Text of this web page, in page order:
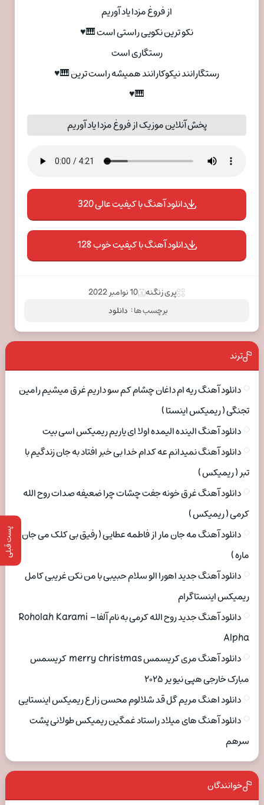
پست قبلی
از فروغ مزدا یاد آوریم
نکو ترین نکویی راستی است 🎹♥
رستگاری است
رستگارانند نیکوکارانند همیشه راست ترین 🎹♥
🎹♥
پخش آنلاین موزیک از فروغ مزدا یاد آوریم
دانلود آهنگ با کیفیت عالی 320
دانلود آهنگ با کیفیت خوب 128
پری زنگنه
10 نوامبر 2022
برچسب ها : دانلود
ترند
دانلود آهنگ ریه ام داغان چشام کم سو داریم غرق میشیم رامین
تجنگی ( ریمیکس اینستا )
دانلود آهنگ الینده الیمده اولا ای یاریم ریمیکس اسی بیت
دانلود آهنگ نمیدانم عه کدام خدا بی خبر افتاد به جان زندگیم با
تبر ( ریمیکس )
دانلود آهنگ غرق خونه جفت چشات چرا ضعیفه صدات روح الله
کرمی ( ریمیکس )
دانلود آهنگ مه جان مار از فاطمه عطایی ( رفیق بی کلک می جان
ماره )
دانلود آهنگ جدید اهورا الو سلام حبیبی با من نکن غریبی کامل
ریمیکس اینستاگرام
دانلود آهنگ جدید روح الله کرمی به نام آلفا Roholah Karami –
Alpha
دانلود آهنگ مری کریسمس merry christmas کریسمس
مبارک خارجی هپی نیو یر ۲۰۲۵
دانلود اهنگ مریم گل قد شلالوم محسن زارع ریمیکس اینستایی
دانلود آهنگ های میلاد راستاد غمگین ریمیکس طولانی پشت
سرهم
خوانندگان